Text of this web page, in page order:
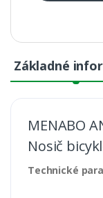
Základné
MENABO
Nosič
Technické